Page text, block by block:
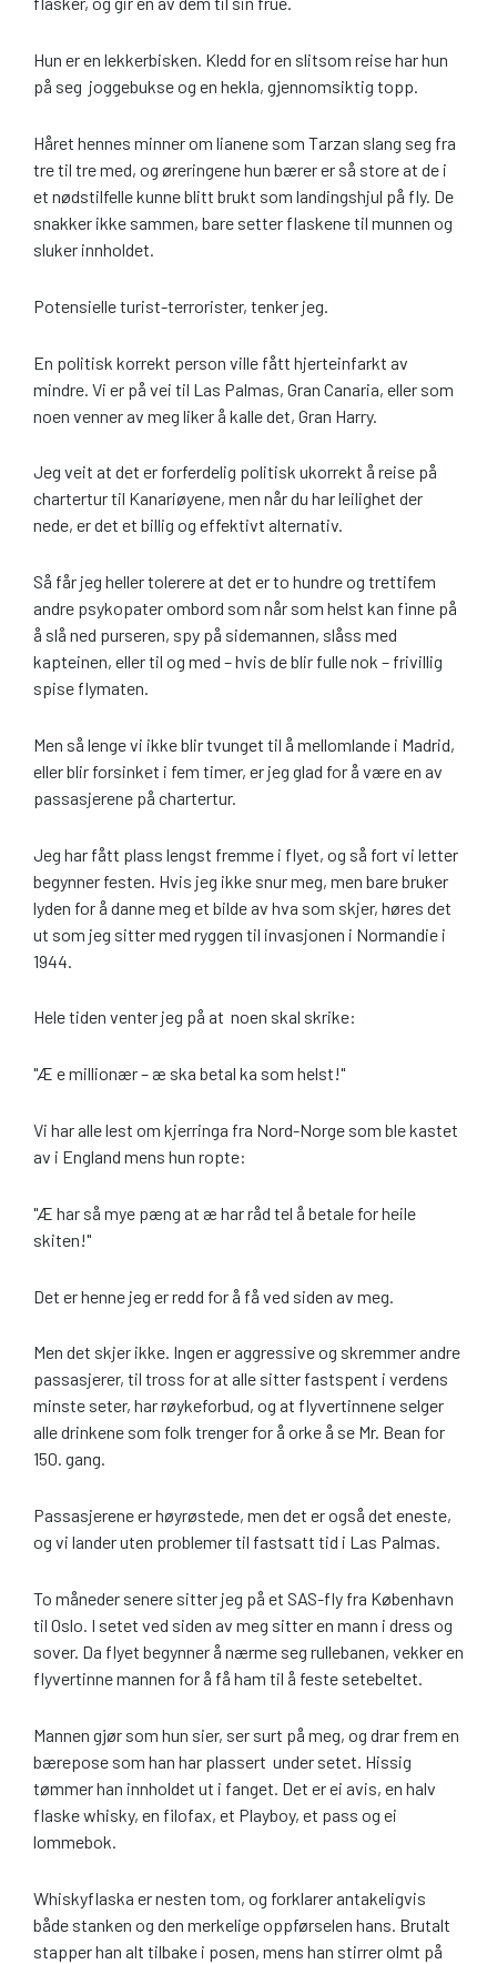
Hun er en lekkerbisken. Kledd for en slitsom reise har hun
på seg joggebukse og en hekla, gjennomsiktig topp.
Håret hennes minner om lianene som Tarzan slang seg fra
tre til tre med, og øreringene hun bærer er så store at de i
et nødstilfelle kunne blitt brukt som landingshjul på fly. De
snakker ikke sammen, bare setter flaskene til munnen og
sluker innholdet.
Potensielle turist-terrorister, tenker jeg.
En politisk korrekt person ville fått hjerteinfarkt av
mindre. Vi er på vei til Las Palmas, Gran Canaria, eller som
noen venner av meg liker å kalle det, Gran Harry.
Jeg veit at det er forferdelig politisk ukorrekt å reise på
chartertur til Kanariøyene, men når du har leilighet der
nede, er det et billig og effektivt alternativ.
Så får jeg heller tolerere at det er to hundre og trettifem
andre psykopater ombord som når som helst kan finne på
å slå ned purseren, spy på sidemannen, slåss med
kapteinen, eller til og med – hvis de blir fulle nok – frivillig
spise flymaten.
Men så lenge vi ikke blir tvunget til å mellomlande i Madrid,
eller blir forsinket i fem timer, er jeg glad for å være en av
passasjerene på chartertur.
Jeg har fått plass lengst fremme i flyet, og så fort vi letter
begynner festen. Hvis jeg ikke snur meg, men bare bruker
lyden for å danne meg et bilde av hva som skjer, høres det
ut som jeg sitter med ryggen til invasjonen i Normandie i
1944.
Hele tiden venter jeg på at noen skal skrike:
"Æ e millionær – æ ska betal ka som helst!"
Vi har alle lest om kjerringa fra Nord-Norge som ble kastet
av i England mens hun ropte:
"Æ har så mye pæng at æ har råd tel å betale for heile
skiten!"
Det er henne jeg er redd for å få ved siden av meg.
Men det skjer ikke. Ingen er aggressive og skremmer andre
passasjerer, til tross for at alle sitter fastspent i verdens
minste seter, har røykeforbud, og at flyvertinnene selger
alle drinkene som folk trenger for å orke å se Mr. Bean for
150. gang.
Passasjerene er høyrøstede, men det er også det eneste,
og vi lander uten problemer til fastsatt tid i Las Palmas.
To måneder senere sitter jeg på et SAS-fly fra København
til Oslo. I setet ved siden av meg sitter en mann i dress og
sover. Da flyet begynner å nærme seg rullebanen, vekker en
flyvertinne mannen for å få ham til å feste setebeltet.
Mannen gjør som hun sier, ser surt på meg, og drar frem en
bærepose som han har plassert under setet. Hissig
tømmer han innholdet ut i fanget. Det er ei avis, en halv
flaske whisky, en filofax, et Playboy, et pass og ei
lommebok.
Whiskyflaska er nesten tom, og forklarer antakeligvis
både stanken og den merkelige oppførselen hans. Brutalt
stapper han alt tilbake i posen, mens han stirrer olmt på